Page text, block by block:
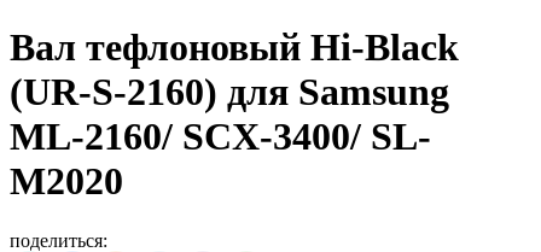
Вал тефлоновый Hi-Black
(UR-S-2160) для Samsung
ML-2160/ SCX-3400/ SL-
M2020
поделиться: